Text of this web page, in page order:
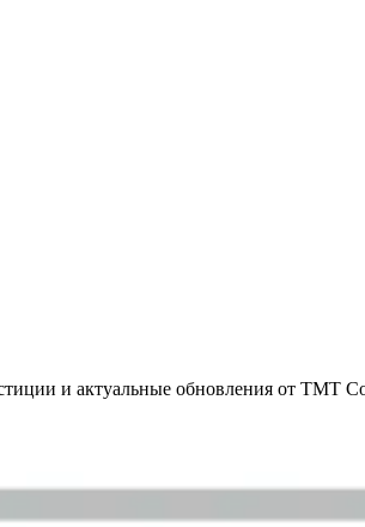
и актуальные обновления от TMT